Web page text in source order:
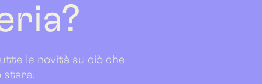
le novità su ciò che
stare.